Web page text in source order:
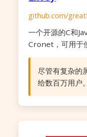
github.com/
一个开源的C和
Cronet，可用于
尽管有复杂的
给数百万用户。